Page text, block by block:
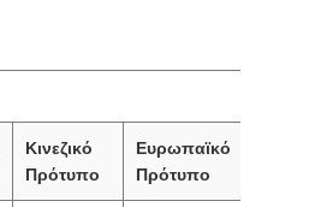
Κινεζικό
Πρότυπο
Ευρωπαϊκό
Πρότυπο